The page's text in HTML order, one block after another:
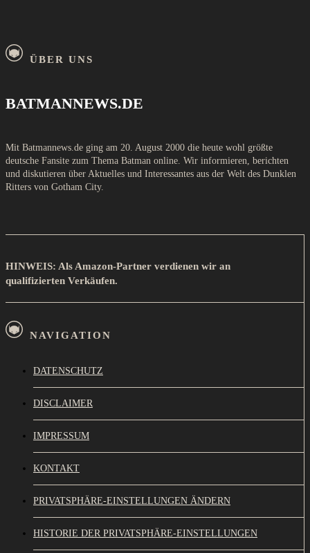
ÜBER UNS
BATMANNEWS.DE
Mit Batmannews.de ging am 20. August 2000 die heute wohl größte
deutsche Fansite zum Thema Batman online. Wir informieren, berichten
und diskutieren über Aktuelles und Interessantes aus der Welt des Dunklen
Ritters von Gotham City.
HINWEIS: Als Amazon-Partner verdienen wir an
qualifizierten Verkäufen.
NAVIGATION
DATENSCHUTZ
DISCLAIMER
IMPRESSUM
KONTAKT
PRIVATSPHÄRE-EINSTELLUNGEN ÄNDERN
HISTORIE DER PRIVATSPHÄRE-EINSTELLUNGEN